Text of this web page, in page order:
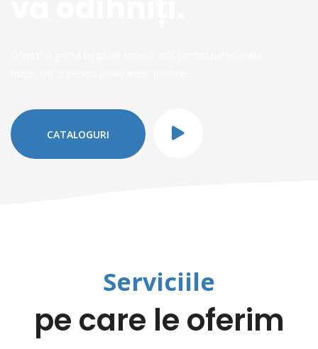
CATALOGURI
Serviciile
pe care le oferim